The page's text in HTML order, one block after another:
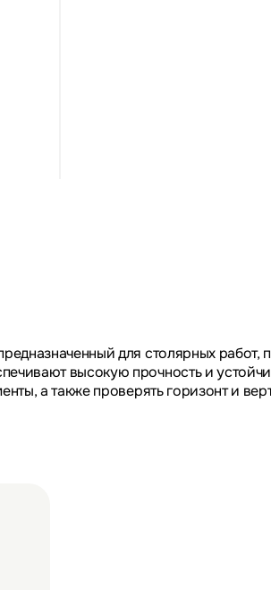
для столярных работ,
высокую прочность и
а также проверять горизонт и